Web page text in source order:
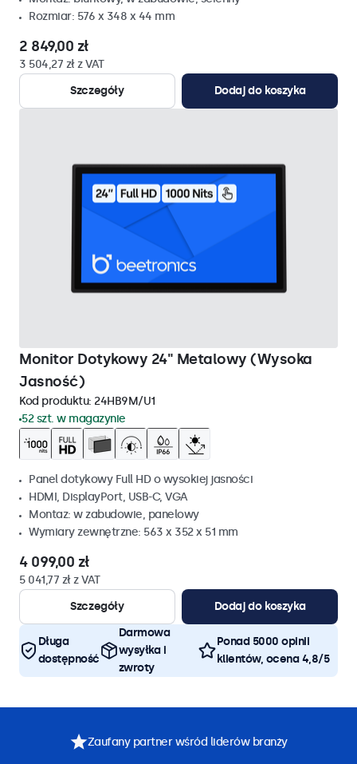
Rozmiar: 576 x 348 x 44 mm
2 849,00 zł
3 504,27 zł z VAT
Szczegóły
Dodaj do koszyka
Monitor Dotykowy 24" Metalowy (Wysoka
Jasność)
Kod produktu: 24HB9M/U1
52 szt. w magazynie
Panel dotykowy Full HD o wysokiej jasności
HDMI, DisplayPort, USB-C, VGA
Montaz: w zabudowie, panelowy
Wymiary zewnętrzne: 563 x 352 x 51 mm
4 099,00 zł
5 041,77 zł z VAT
Szczegóły
Dodaj do koszyka
Długa
dostępność
Darmowa
wysyłka i
zwroty
Ponad 5000 opinii
klientów, ocena 4,8/5
Zaufany partner wśród liderów branży